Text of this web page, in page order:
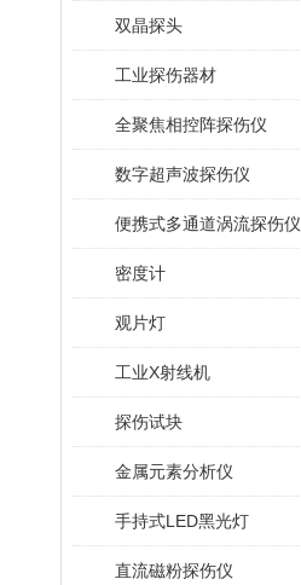
双晶探头
工业探伤器材
全聚焦相控阵探伤仪
数字超声波探伤仪
便携式多通道涡流探伤仪
密度计
观片灯
工业X射线机
探伤试块
金属元素分析仪
手持式LED黑光灯
直流磁粉探伤仪